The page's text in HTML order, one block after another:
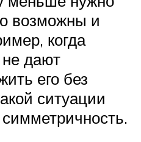
возможны и
когда
дают
его без
ситуации